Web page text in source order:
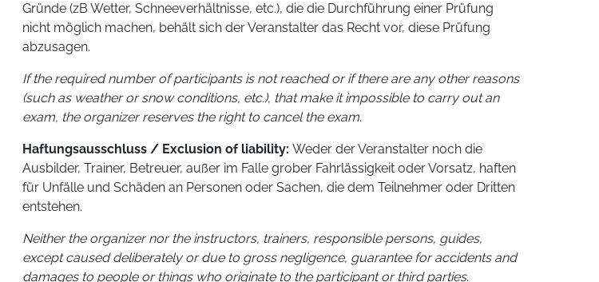
Gründe (zB Wetter, Schneeverhältnisse, etc.), die die Durchführung einer Prüfung
nicht möglich machen, behält sich der Veranstalter das Recht vor, diese Prüfung
abzusagen.
If the required number of participants is not reached or if there are any other reasons
(such as weather or snow conditions, etc.), that make it impossible to carry out an
exam, the organizer reserves the right to cancel the exam.
Haftungsausschluss / Exclusion of liability: Weder der Veranstalter noch die
Ausbilder, Trainer, Betreuer, außer im Falle grober Fahrlässigkeit oder Vorsatz, haften
für Unfälle und Schäden an Personen oder Sachen, die dem Teilnehmer oder Dritten
entstehen.
Neither the organizer nor the instructors, trainers, responsible persons, guides,
except caused deliberately or due to gross negligence, guarantee for accidents and
damages to people or things who originate to the participant or third parties.